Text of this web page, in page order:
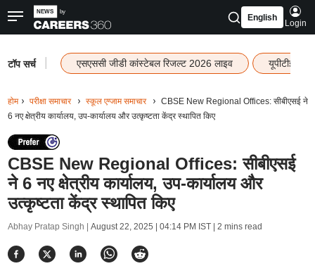
English
Login
टॉप सर्च एसएससी जीडी कांस्टेबल रिजल्ट 2026 लाइव यूपीटीईटी
होम परीक्षा समाचार स्कूल एग्जाम समाचार
CBSE New Regional Offices: सीबीएसई ने
6 नए क्षेत्रीय कार्यालय, उप-कार्यालय और उत्कृष्टता केंद्र स्थापित किए
CBSE New Regional Offices: सीबीएसई
ने 6 नए क्षेत्रीय कार्यालय, उप-कार्यालय और
उत्कृष्टता केंद्र स्थापित किए
Abhay Pratap Singh | August 22, 2025 | 04:14 PM IST| 2 mins read